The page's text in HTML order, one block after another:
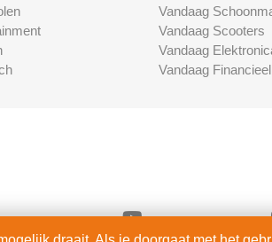
Vandaag
Vandaag Scooters
Vandaag
Vandaag Financieel